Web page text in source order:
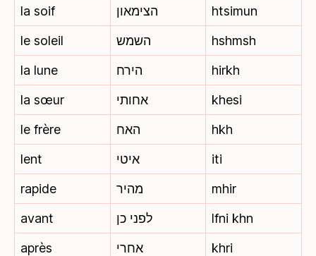
la soif
הצימאון
htsimun
le soleil
השמש
hshmsh
la lune
הירח
hirkh
la sœur
אחותי
khesi
le frère
האח
hkh
lent
איטי
iti
rapide
מהיר
mhir
avant
לפני כן
lfni khn
après
אחרי
khri